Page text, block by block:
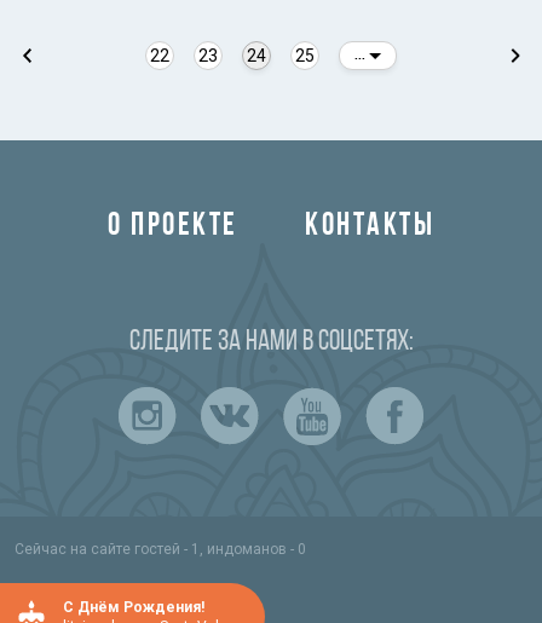
22 23 24 25
О ПРОЕКТЕ КОНТАКТЫ
Следите за нами в соцсетях:
Сейчас на сайте гостей - 1, индоманов - 0
C Днём Рождения!